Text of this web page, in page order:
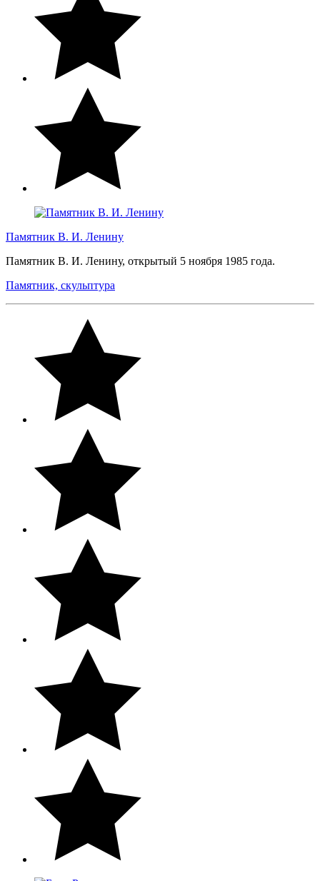
Памятник В. И. Ленину
Памятник В. И. Ленину, открытый 5 ноября 1985 года.
Памятник, скульптура